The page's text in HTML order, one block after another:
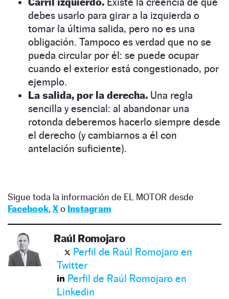
debes usarlo para girar a la izquierda o
tomar la última salida, pero no es una
obligación. Tampoco es verdad que no se
pueda circular por él: se puede ocupar
cuando el exterior está congestionado, por
ejemplo.
La salida, por la derecha. Una regla
sencilla y esencial: al abandonar una
rotonda deberemos hacerlo siempre desde
el derecho (y cambiarnos a él con
antelación suficiente).
Sigue toda la información de EL MOTOR desde
Facebook, Xo Instagram
Raúl Romojaro
Perfil de Raúl Romojaro en
Twitter
Perfil de Raúl Romojaro en
Linkedin